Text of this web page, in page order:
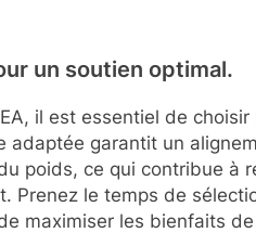
un soutien optimal.
il est essentiel de choisir
adaptée garantit un
poids, ce qui contribue à
Prenez le temps de
maximiser les bienfaits